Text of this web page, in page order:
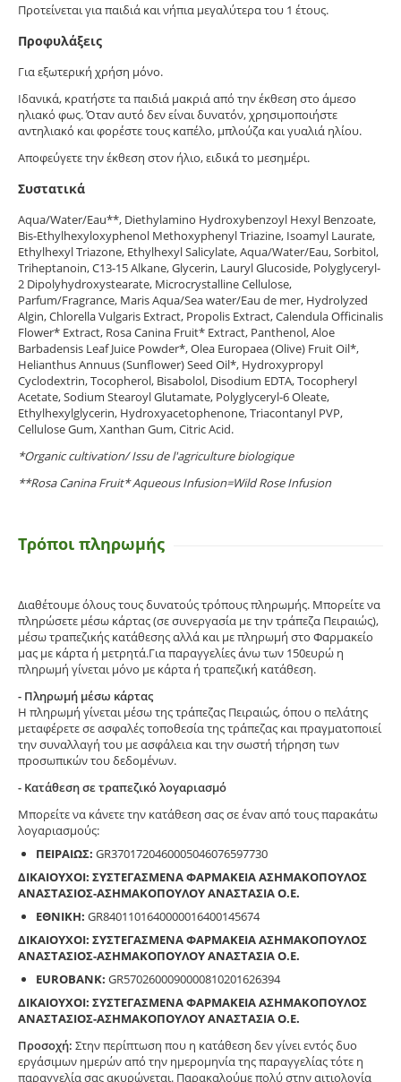
Προτείνεται για παιδιά και νήπια μεγαλύτερα του 1 έτους.
Προφυλάξεις
Για εξωτερική χρήση μόνο.
Ιδανικά, κρατήστε τα παιδιά μακριά από την έκθεση στο άμεσο
ηλιακό φως. Όταν αυτό δεν είναι δυνατόν, χρησιμοποιήστε
αντηλιακό και φορέστε τους καπέλο, μπλούζα και γυαλιά ηλίου.
Αποφεύγετε την έκθεση στον ήλιο, ειδικά το μεσημέρι.
Συστατικά
Aqua/Water/Eau**, Diethylamino Hydroxybenzoyl Hexyl Benzoate,
Bis-Ethylhexyloxyphenol Methoxyphenyl Triazine, Isoamyl Laurate,
Ethylhexyl Triazone, Ethylhexyl Salicylate, Aqua/Water/Eau, Sorbitol,
Triheptanoin, C13-15 Alkane, Glycerin, Lauryl Glucoside, Polyglyceryl-
2 Dipolyhydroxystearate, Microcrystalline Cellulose,
Parfum/Fragrance, Maris Aqua/Sea water/Eau de mer, Hydrolyzed
Algin, Chlorella Vulgaris Extract, Propolis Extract, Calendula Officinalis
Flower* Extract, Rosa Canina Fruit* Extract, Panthenol, Aloe
Barbadensis Leaf Juice Powder*, Olea Europaea (Olive) Fruit Oil*,
Helianthus Annuus (Sunflower) Seed Oil*, Hydroxypropyl
Cyclodextrin, Tocopherol, Bisabolol, Disodium EDTA, Tocopheryl
Acetate, Sodium Stearoyl Glutamate, Polyglyceryl-6 Oleate,
Ethylhexylglycerin, Hydroxyacetophenone, Triacontanyl PVP,
Cellulose Gum, Xanthan Gum, Citric Acid.
*Organic cultivation/ Issu de l'agriculture biologique
**Rosa Canina Fruit* Aqueous Infusion=Wild Rose Infusion
Τρόποι πληρωμής
Διαθέτουμε όλους τους δυνατούς τρόπους πληρωμής. Μπορείτε να
πληρώσετε μέσω κάρτας (σε συνεργασία με την τράπεζα Πειραιώς),
μέσω τραπεζικής κατάθεσης αλλά και με πληρωμή στο Φαρμακείο
μας με κάρτα ή μετρητά.Για παραγγελίες άνω των 150ευρώ η
πληρωμή γίνεται μόνο με κάρτα ή τραπεζική κατάθεση.
- Πληρωμή μέσω κάρτας
Η πληρωμή γίνεται μέσω της τράπεζας Πειραιώς, όπου ο πελάτης
μεταφέρετε σε ασφαλές τοποθεσία της τράπεζας και πραγματοποιεί
την συναλλαγή του με ασφάλεια και την σωστή τήρηση των
προσωπικών του δεδομένων.
- Κατάθεση σε τραπεζικό λογαριασμό
Μπορείτε να κάνετε την κατάθεση σας σε έναν από τους παρακάτω
λογαριασμούς:
ΠΕΙΡΑΙΩΣ: GR3701720460005046076597730
ΔΙΚΑΙΟΥΧΟΙ: ΣΥΣΤΕΓΑΣΜΕΝΑ ΦΑΡΜΑΚΕΙΑ ΑΣΗΜΑΚΟΠΟΥΛΟΣ
ΑΝΑΣΤΑΣΙΟΣ-ΑΣΗΜΑΚΟΠΟΥΛΟΥ ΑΝΑΣΤΑΣΙΑ Ο.Ε.
ΕΘΝΙΚΗ: GR8401101640000016400145674
ΔΙΚΑΙΟΥΧΟΙ: ΣΥΣΤΕΓΑΣΜΕΝΑ ΦΑΡΜΑΚΕΙΑ ΑΣΗΜΑΚΟΠΟΥΛΟΣ
ΑΝΑΣΤΑΣΙΟΣ-ΑΣΗΜΑΚΟΠΟΥΛΟΥ ΑΝΑΣΤΑΣΙΑ Ο.Ε.
EUROBANK: GR5702600090000810201626394
ΔΙΚΑΙΟΥΧΟΙ: ΣΥΣΤΕΓΑΣΜΕΝΑ ΦΑΡΜΑΚΕΙΑ ΑΣΗΜΑΚΟΠΟΥΛΟΣ
ΑΝΑΣΤΑΣΙΟΣ-ΑΣΗΜΑΚΟΠΟΥΛΟΥ ΑΝΑΣΤΑΣΙΑ Ο.Ε.
Προσοχή: Στην περίπτωση που η κατάθεση δεν γίνει εντός δυο
εργάσιμων ημερών από την ημερομηνία της παραγγελίας τότε η
παραγγελία σας ακυρώνεται. Παρακαλούμε πολύ στην αιτιολογία